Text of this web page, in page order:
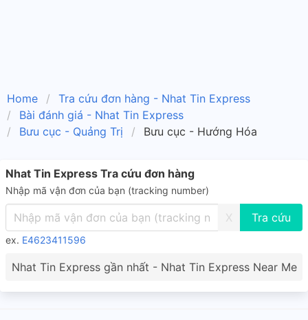
Home
Tra cứu đơn hàng - Nhat Tin Express
Bài đánh giá - Nhat Tin Express
Bưu cục - Quảng Trị
Bưu cục - Hướng Hóa
Nhat Tin Express Tra cứu đơn hàng
Nhập mã vận đơn của bạn (tracking number)
X
ex. E4623411596
Nhat Tin Express gần nhất - Nhat Tin Express Near Me